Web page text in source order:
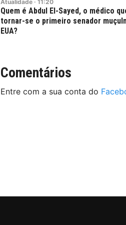
Atualidade · 11:20
Quem é Abdul El-Sayed, o médico
tornar-se o primeiro senador
EUA?
Comentários
Entre com a sua conta do